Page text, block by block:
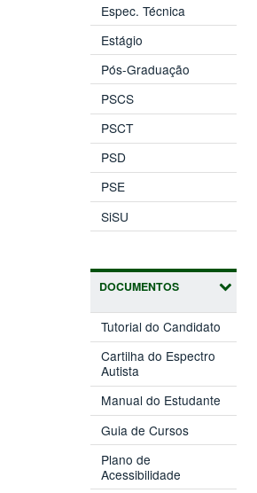
Espec. Técnica
Estágio
Pós-Graduação
PSCS
PSCT
PSD
PSE
SiSU
DOCUMENTOS
Tutorial do Candidato
Cartilha do Espectro
Autista
Manual do Estudante
Guia de Cursos
Plano de
Acessibilidade